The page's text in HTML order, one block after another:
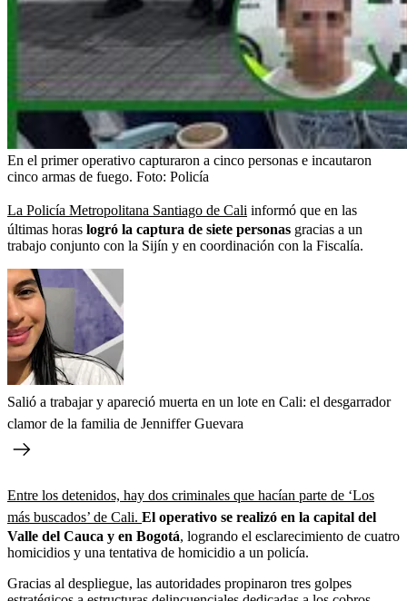
En el primer operativo capturaron a cinco personas e incautaron
cinco armas de fuego. Foto: Policía
La Policía Metropolitana Santiago de Cali informó que en las
últimas horas logró la captura de siete personas gracias a un
trabajo conjunto con la Sijín y en coordinación con la Fiscalía.
Salió a trabajar y apareció muerta en un lote en Cali: el desgarrador
clamor de la familia de Jenniffer Guevara
Entre los detenidos, hay dos criminales que hacían parte de ‘Los
más buscados’ de Cali. El operativo se realizó en la capital del
Valle del Cauca y en Bogotá, logrando el esclarecimiento de cuatro
homicidios y una tentativa de homicidio a un policía.
Gracias al despliegue, las autoridades propinaron tres golpes